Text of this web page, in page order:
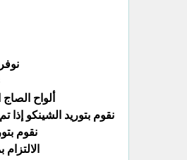
ألواح الصاج المعزول بسماكات
نقوم بتوريد الشينكو إذا
نقوم